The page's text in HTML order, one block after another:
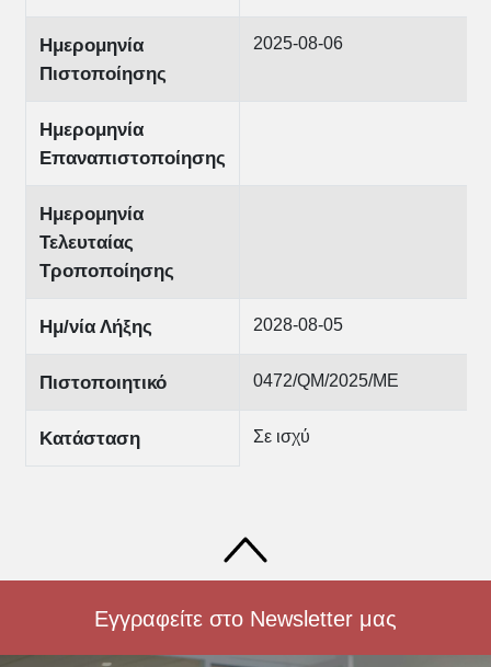
Ημερομηνία
Πιστοποίησης
2025-08-06
Ημερομηνία
Επαναπιστοποίησης
Ημερομηνία
Τελευταίας
Τροποποίησης
Ημ/νία Λήξης 2028-08-05
Πιστοποιητικό 0472/QM/2025/ΜΕ
Κατάσταση Σε ισχύ
Εγγραφείτε στο Newsletter μας